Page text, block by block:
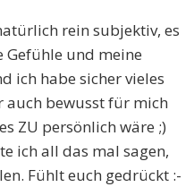
rein subjektiv, es
Gefühle und meine
ich habe sicher vieles
auch bewusst für mich
ZU persönlich wäre ;)
ich all das mal sagen,
Fühlt euch gedrückt :-